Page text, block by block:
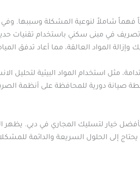
فهماً شاملاً لنوعية المشكلة وسببها.
في مبنى سكني باستخدام تقنيات
المواد العالقة، مما أعاد تدفق
استخدام المواد البيئية لتحليل
صيانة دورية للمحافظة على أنظمة
خيار لتسليك المجاري في دبي. يظهر
إلى الحلول السريعة والدائمة